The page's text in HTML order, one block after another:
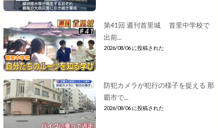
第41回 週刊首里城 首里中学校で
出前...
2026/08/06 に投稿された
防犯カメラが犯行の様子を捉える 那
覇市で...
2026/08/06 に投稿された